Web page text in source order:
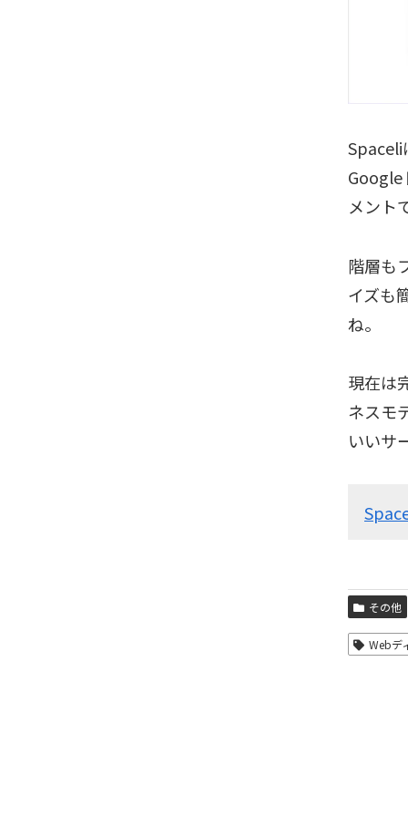
Spaceli
Google
メント
階層も
イズも
ね。
現在は
ネスモ
いいサ
その他
Webデ